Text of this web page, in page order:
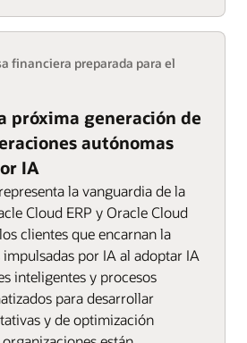
financiera preparada para el
próxima generación de
autónomas
IA
la vanguardia de la
Cloud ERP y Oracle Cloud
clientes que encarnan la
por IA al adoptar IA
inteligentes y procesos
para desarrollar
y de optimización